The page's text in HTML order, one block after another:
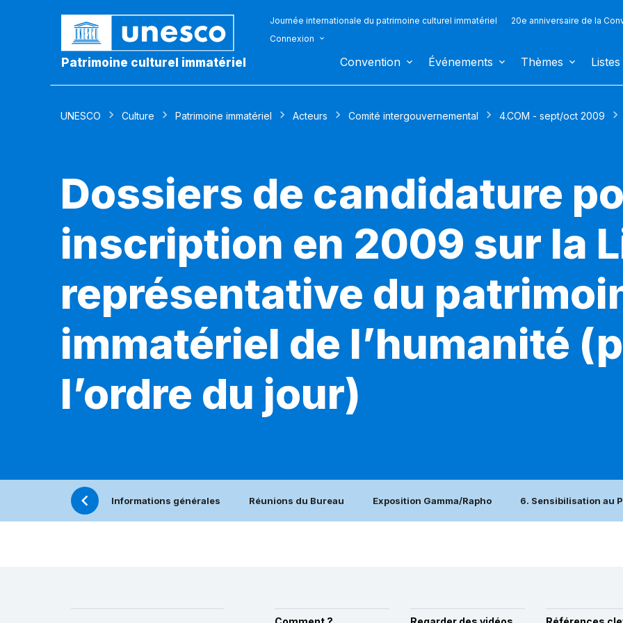
Patrimoine culturel immatériel
Journée internationale du patrimoine culturel immatériel 20e anniversaire de la
Connexion
Convention Événements Thèmes Listes
UNESCO Culture Patrimoine immatériel Acteurs Comité intergouvernemental 4.COM - sept/oct 2009
Dossiers de candidature
inscription en 2009 sur la
représentative du
immatériel de l’humanité
l’ordre du jour)
Informations générales Réunions du Bureau Exposition Gamma/Rapho 6. Sensibilisation au